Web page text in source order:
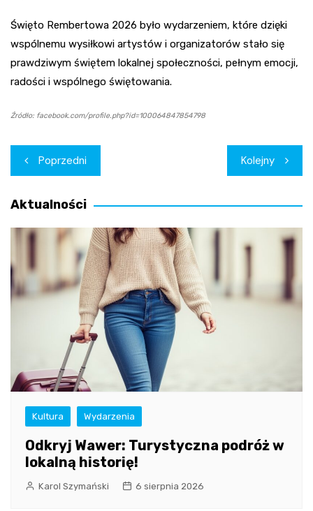
Święto Rembertowa 2026 było wydarzeniem, które dzięki
wspólnemu wysiłkowi artystów i organizatorów stało się
prawdziwym świętem lokalnej społeczności, pełnym emocji,
radości i wspólnego świętowania.
Źródło: facebook.com/profile.php?id=100064847854798
Nawigacja
wpisu
Poprzedni Kolejny
Aktualności
Kultura Wydarzenia
Odkryj Wawer: Turystyczna podróż w
lokalną historię!
Karol Szymański 6 sierpnia 2026